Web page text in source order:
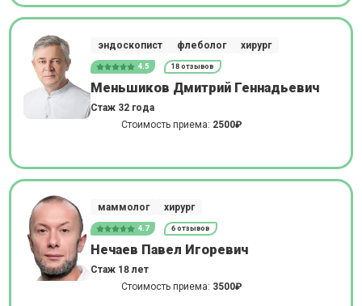
эндоскопист флеболог хирург
4.5 18 отзывов
Меньшиков Дмитрий Геннадьевич
Стаж 32 года
Стоимость приема: 2500₽
маммолог хирург
4.7 6 отзывов
Нечаев Павел Игоревич
Стаж 18 лет
Стоимость приема: 3500₽